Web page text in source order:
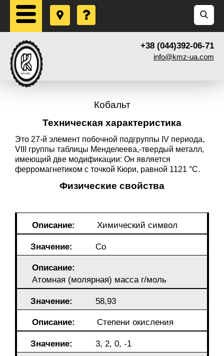
+38 (044)392-06-71
info@kmz-ua.com
Кобальт
Техническая характеристика
Это 27-й элемент побочной подгруппы IV периода,
VIII группы таблицы Менделеева,-твердый металл,
имеющий две модификации: Он является
ферромагнетиком с точкой Кюри, равной 1121 °C.
Физические свойства
Описание: Химический символ
Значение: Co
Описание:
Атомная (молярная) масса г/моль
Значение: 58,93
Описание: Степени окисления
Значение: 3, 2, 0, -1